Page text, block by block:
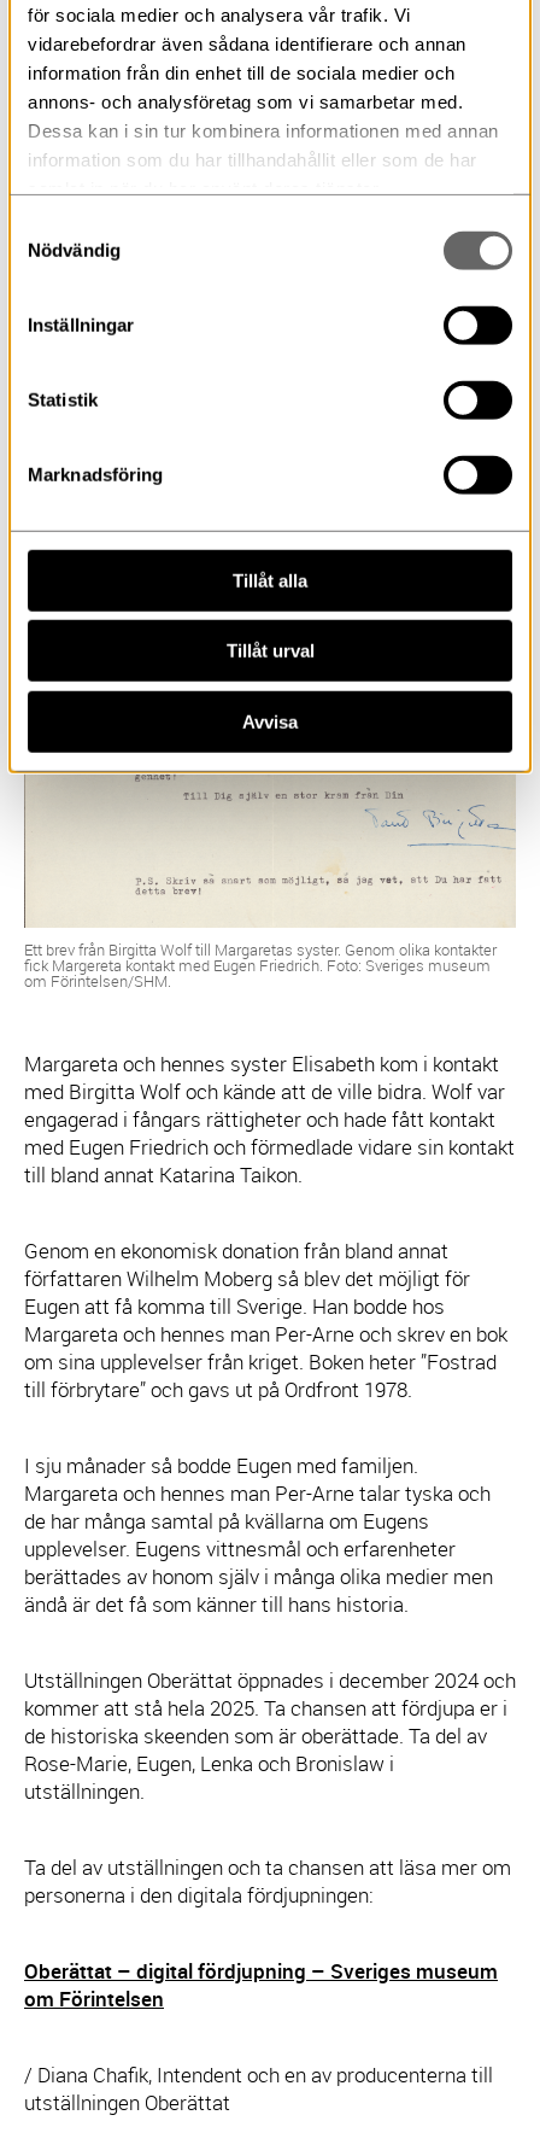
för sociala medier och analysera vår trafik. Vi
vidarebefordrar även sådana identifierare och annan
information från din enhet till de sociala medier och
annons- och analysföretag som vi samarbetar med.
Dessa kan i sin tur kombinera informationen med annan
information som du har tillhandahållit eller som de har
Nödvändig
Inställningar
Statistik
Marknadsföring
Tillåt alla
Tillåt urval
Avvisa
– Jag har väntat att någon som ett museum skulle
höra av sig till oss sa Margareta Berglie när vi pratades
vid på telefonen. Margareta arbetade som lärare och
var väldigt engagerande i romska frågor i slutet av
1960-talet. I och med hennes engagemang gav det
Ett brev från Birgitta Wolf till Margaretas syster. Genom olika kontakter
fick Margereta kontakt med Eugen Friedrich. Foto: Sveriges museum
om Förintelsen/SHM.
Margareta och hennes syster Elisabeth kom i kontakt
med Birgitta Wolf och kände att de ville bidra. Wolf var
engagerad i fångars rättigheter och hade fått kontakt
med Eugen Friedrich och förmedlade vidare sin kontakt
till bland annat Katarina Taikon.
Genom en ekonomisk donation från bland annat
författaren Wilhelm Moberg så blev det möjligt för
Eugen att få komma till Sverige. Han bodde hos
Margareta och hennes man Per-Arne och skrev en bok
om sina upplevelser från kriget. Boken heter ”Fostrad
till förbrytare” och gavs ut på Ordfront 1978.
I sju månader så bodde Eugen med familjen.
Margareta och hennes man Per-Arne talar tyska och
de har många samtal på kvällarna om Eugens
upplevelser. Eugens vittnesmål och erfarenheter
berättades av honom själv i många olika medier men
ändå är det få som känner till hans historia.
Utställningen Oberättat öppnades i december 2024 och
kommer att stå hela 2025. Ta chansen att fördjupa er i
de historiska skeenden som är oberättade. Ta del av
Rose-Marie, Eugen, Lenka och Bronislaw i
utställningen.
Ta del av utställningen och ta chansen att läsa mer om
personerna i den digitala fördjupningen:
Oberättat – digital fördjupning – Sveriges museum
om Förintelsen
/ Diana Chafik, Intendent och en av producenterna till
utställningen Oberättat